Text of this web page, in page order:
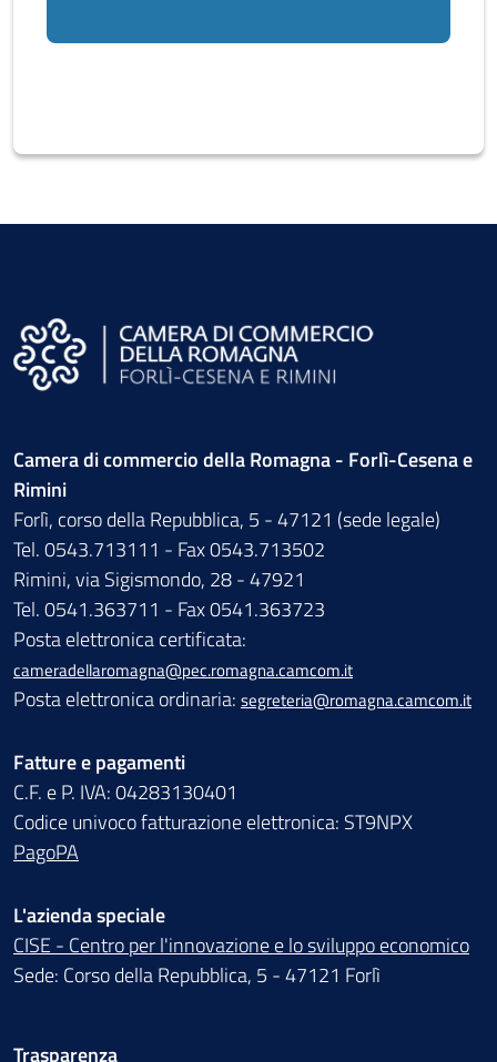
Camera di commercio della Romagna - Forlì-Cesena e
Rimini
Forlì, corso della Repubblica, 5 - 47121 (sede legale)
Tel. 0543.713111 - Fax 0543.713502
Rimini, via Sigismondo, 28 - 47921
Tel. 0541.363711 - Fax 0541.363723
Posta elettronica certificata:
cameradellaromagna@pec.romagna.camcom.it
Posta elettronica ordinaria: segreteria@romagna.camcom.it
Fatture e pagamenti
C.F. e P. IVA: 04283130401
Codice univoco fatturazione elettronica: ST9NPX
PagoPA
L'azienda speciale
CISE - Centro per l'innovazione e lo sviluppo economico
Sede: Corso della Repubblica, 5 - 47121 Forlì
Trasparenza